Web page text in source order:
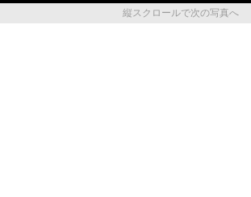
縦スクロールで次の写真へ